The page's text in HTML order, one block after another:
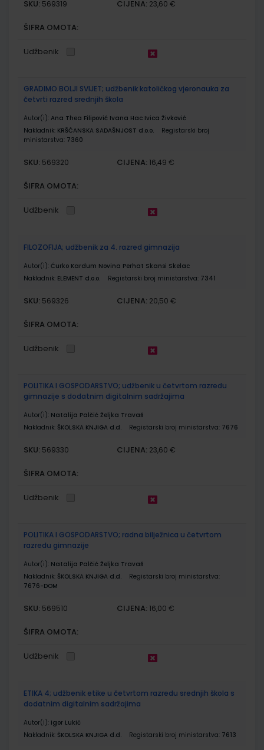
SKU: 569319 CIJENA: 23,60 €
ŠIFRA OMOTA:
Udžbenik
GRADIMO BOLJI SVIJET; udžbenik katoličkog vjeronauka za
četvrti razred srednjih škola
Autor(i): Ana Thea Filipović Ivana Hac Ivica Živković
Nakladnik: KRŠĆANSKA SADAŠNJOST d.o.o.
Registarski broj
ministarstva: 7360
SKU: 569320 CIJENA: 16,49 €
ŠIFRA OMOTA:
Udžbenik
FILOZOFIJA; udžbenik za 4. razred gimnazija
Autor(i): Ćurko Kardum Novina Perhat Skansi Skelac
Nakladnik: ELEMENT d.o.o. Registarski broj ministarstva: 7341
SKU: 569326 CIJENA: 20,50 €
ŠIFRA OMOTA:
Udžbenik
POLITIKA I GOSPODARSTVO; udžbenik u četvrtom razredu
gimnazije s dodatnim digitalnim sadržajima
Autor(i): Natalija Palčić Željka Travaš
Nakladnik: ŠKOLSKA KNJIGA d.d. Registarski broj ministarstva: 7676
SKU: 569330 CIJENA: 23,60 €
ŠIFRA OMOTA:
Udžbenik
POLITIKA I GOSPODARSTVO; radna bilježnica u četvrtom
razredu gimnazije
Autor(i): Natalija Palčić Željka Travaš
Nakladnik: ŠKOLSKA KNJIGA d.d.
Registarski broj ministarstva:
7676-DOM
SKU: 569510 CIJENA: 16,00 €
ŠIFRA OMOTA:
Udžbenik
ETIKA 4; udžbenik etike u četvrtom razredu srednjih škola s
dodatnim digitalnim sadržajima
Autor(i): Igor Lukić
Nakladnik: ŠKOLSKA KNJIGA d.d. Registarski broj ministarstva: 7613